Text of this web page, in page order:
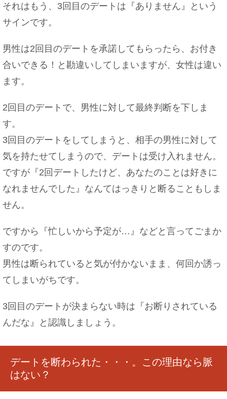
それはもう、3回目のデートは『ありません』という
サインです。
男性は2回目のデートを承諾してもらったら、お付き
合いできる！と勘違いしてしまいますが、女性は違い
ます。
2回目のデートで、男性に対して最終判断を下しま
す。
3回目のデートをしてしまうと、相手の男性に対して
気を持たせてしまうので、デートは受け入れません。
ですが『2回デートしたけど、あなたのことは好きに
なれませんでした』なんてはっきりと断ることもしま
せん。
ですから『忙しいから予定が…』などと言ってごまか
すのです。
男性は断られていると気が付かないまま、何回か誘っ
てしまいがちです。
3回目のデートが決まらない時は『お断りされている
んだな』と認識しましょう。
デートを断わられた・・・。この理由なら脈
はない？